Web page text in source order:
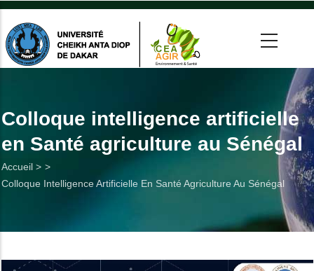
Aller
contenu
principal
Colloque intelligence artificielle
en Santé agriculture au Sénégal
Fil
d'Ariane
Accueil >
Colloque Intelligence Artificielle En Santé Agriculture Au Sénégal